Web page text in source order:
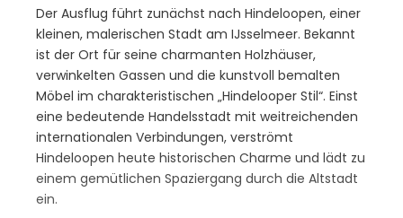
Der Ausflug führt zunächst nach Hindeloopen, einer
kleinen, malerischen Stadt am IJsselmeer. Bekannt
ist der Ort für seine charmanten Holzhäuser,
verwinkelten Gassen und die kunstvoll bemalten
Möbel im charakteristischen „Hindelooper Stil“. Einst
eine bedeutende Handelsstadt mit weitreichenden
internationalen Verbindungen, verströmt
Hindeloopen heute historischen Charme und lädt zu
einem gemütlichen Spaziergang durch die Altstadt
ein.